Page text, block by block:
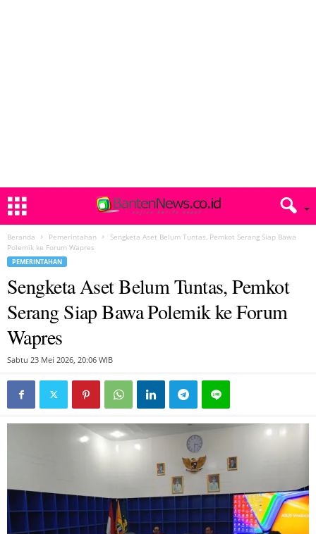
Beranda Pemerintahan
Sengketa Aset Belum Tuntas, Pemkot Serang Siap Bawa
Polemik ke Forum Wapres
PEMERINTAHAN
Sengketa Aset Belum Tuntas, Pemkot
Serang Siap Bawa Polemik ke Forum
Wapres
Sabtu 23 Mei 2026, 20:06 WIB